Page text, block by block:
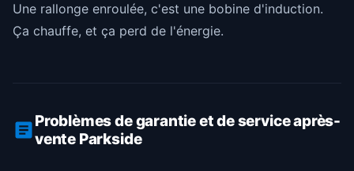
Une rallonge enroulée, c'est une bobine d'induction.
Ça chauffe, et ça perd de l'énergie.
Problèmes de garantie et de service après-
vente Parkside